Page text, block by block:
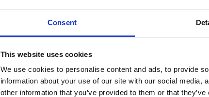
Consent
This website uses cookies
We use cookies to personalise content and ads, to provide
information about your use of our site with our social
other information that you’ve provided to them or that